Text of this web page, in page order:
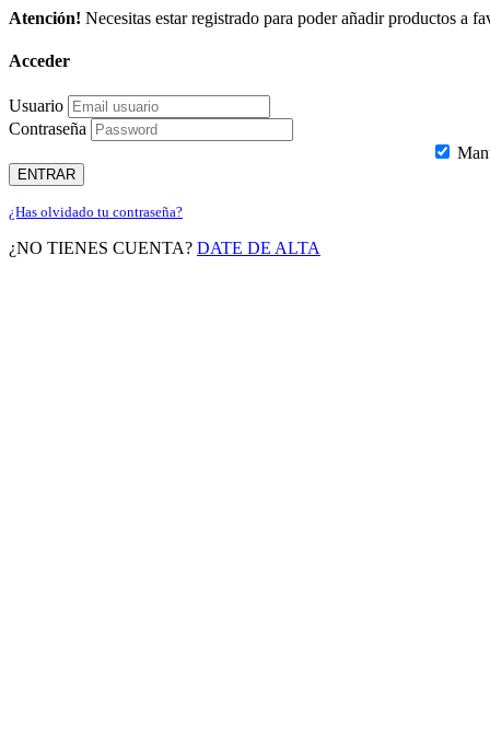
Atención! Necesitas estar registrado para poder añadir productos a
Acceder
Usuario
Contraseña
ENTRAR
¿Has olvidado tu contraseña?
¿NO TIENES CUENTA? DATE DE ALTA